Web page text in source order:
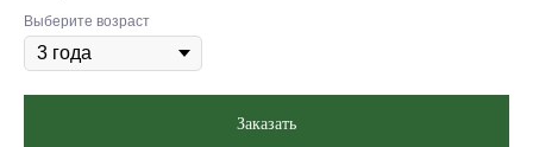
Выберите возраст
Заказать